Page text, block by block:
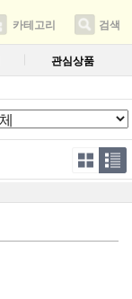
카테고리 검색
관심상품